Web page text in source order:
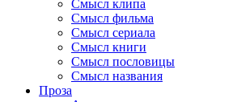
Смысл клипа
Смысл фильма
Смысл сериала
Смысл книги
Смысл пословицы
Смысл названия
Проза